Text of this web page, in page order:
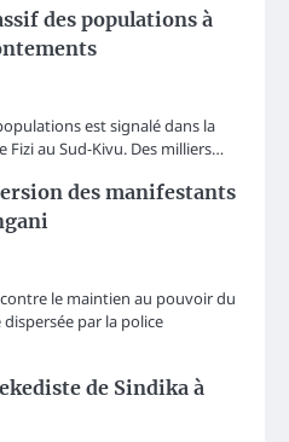
des populations à
est signalé dans la
au Sud-Kivu. Des milliers…
des manifestants
le maintien au pouvoir du
par la police
de Sindika à